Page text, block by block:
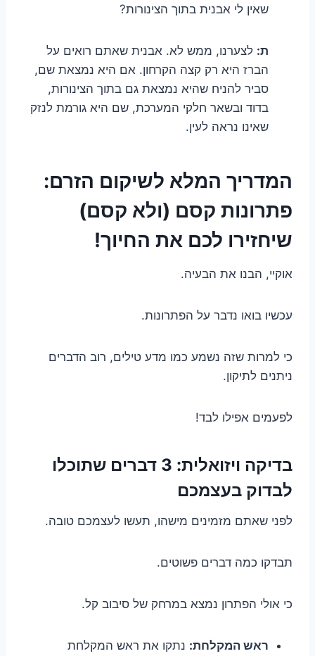
שאין לי אבנית בתוך הצינורות?
ת: לצערנו, ממש לא. אבנית שאתם רואים על
הברז היא רק קצה הקרחון. אם היא נמצאת שם,
סביר להניח שהיא נמצאת גם בתוך הצינורות,
בדוד ובשאר חלקי המערכת, שם היא גורמת לנזק
שאינו נראה לעין.
המדריך המלא לשיקום הזרם:
פתרונות קסם (ולא קסם)
שיחזירו לכם את החיוך!
אוקיי, הבנו את הבעיה.
עכשיו בואו נדבר על הפתרונות.
כי למרות שזה נשמע כמו מדע טילים, רוב הדברים
ניתנים לתיקון.
לפעמים אפילו לבד!
בדיקה ויזואלית: 3 דברים שתוכלו
לבדוק בעצמכם
לפני שאתם מזמינים מישהו, תעשו לעצמכם טובה.
תבדקו כמה דברים פשוטים.
כי אולי הפתרון נמצא במרחק של סיבוב קל.
ראש המקלחת: נתקו את ראש המקלחת